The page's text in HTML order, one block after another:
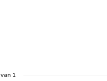
van 1